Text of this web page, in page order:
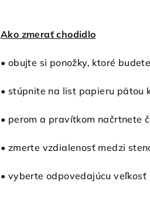
Ako zmerať chodidlo
• obujte si ponožky, ktoré
• stúpnite na list papieru pätou
• perom a pravítkom načrtnete
• zmerte vzdialenosť medzi
• vyberte odpovedajúcu veľkosť